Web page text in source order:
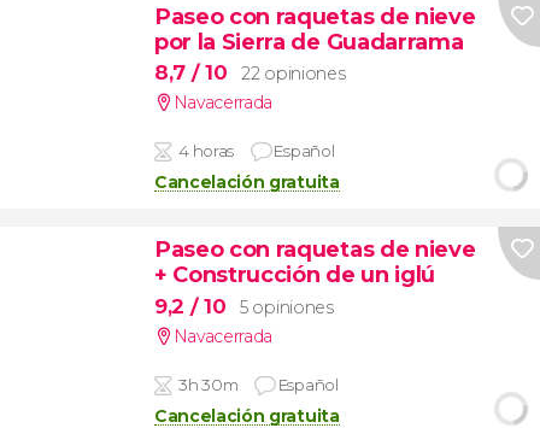
Paseo con raquetas de nieve
por la Sierra de Guadarrama
8,7 / 10
22 opiniones
Navacerrada
4 horas Español
Cancelación gratuita
Paseo con raquetas de nieve
+ Construcción de un iglú
9,2 / 10
5 opiniones
Navacerrada
3h 30m Español
Cancelación gratuita